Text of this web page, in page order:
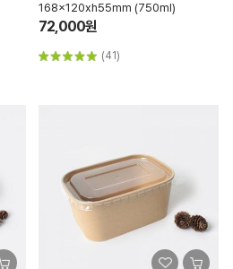
168x120xh55mm (750ml)
72,000원
(41)